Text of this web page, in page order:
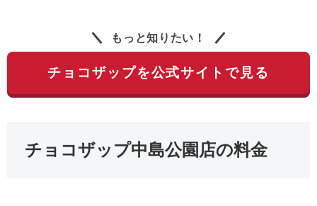
もっと知りたい！
チョコザップを公式サイトで見る
チョコザップ中島公園店の料金